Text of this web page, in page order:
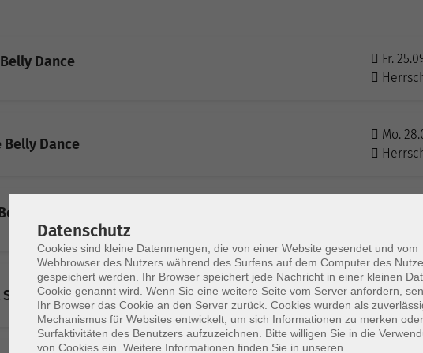
Dance
Fr.
Belly Dance
Mo.
Dance für Teenager
Mi.
Belly Dance
Do.
Datenschutz
Cookies sind kleine Datenmengen, die von einer Website gesendet und vom
Webbrowser des Nutzers während des Surfens auf dem Computer des
gespeichert werden. Ihr Browser speichert jede Nachricht in einer kleinen
Cookie genannt wird. Wenn Sie eine weitere Seite vom Server anfordern,
Ihr Browser das Cookie an den Server zurück. Cookies wurden als
Mechanismus für Websites entwickelt, um sich Informationen zu merken
Surfaktivitäten des Benutzers aufzuzeichnen. Bitte willigen Sie in die
von Cookies ein. Weitere Informationen finden Sie in unseren